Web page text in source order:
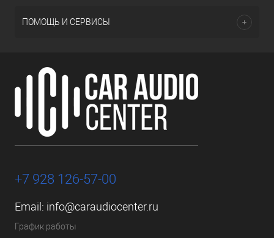
ПОМОЩЬ И СЕРВИСЫ
+7 928 126-57-00
Email: info@caraudiocenter.ru
График работы